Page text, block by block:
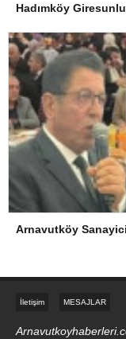
Hadımköy
İletişim MESAJLAR